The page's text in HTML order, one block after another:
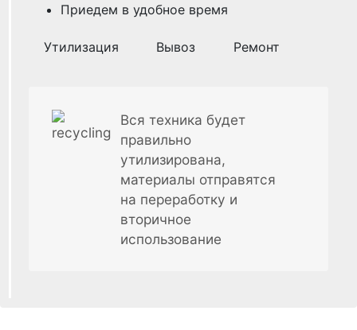
Приедем в удобное время
Утилизация Вывоз Ремонт
Вся техника будет
правильно
утилизирована,
материалы отправятся
на переработку и
вторичное
использование